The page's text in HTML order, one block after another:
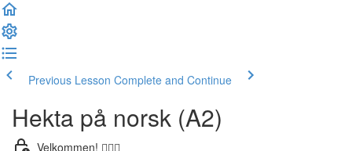
Previous Lesson Complete and Continue
Hekta på norsk (A2)
Velkommen! 🙋🏼‍♂️